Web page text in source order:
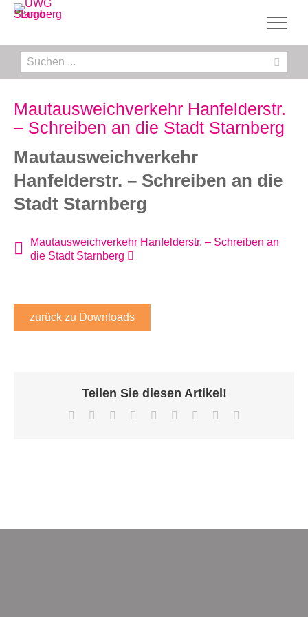
Zum
Inhalt
Suche
nach:
Mautausweichverkehr Hanfelderstr.
– Schreiben an die Stadt Starnberg
Mautausweichverkehr
Hanfelderstr. – Schreiben an die
Stadt Starnberg
Mautausweichverkehr Hanfelderstr. – Schreiben an
die Stadt Starnberg
zurück zu Downloads
Teilen Sie diesen Artikel!
Facebook Reddit LinkedInWhatsApp
TumblrPinterest